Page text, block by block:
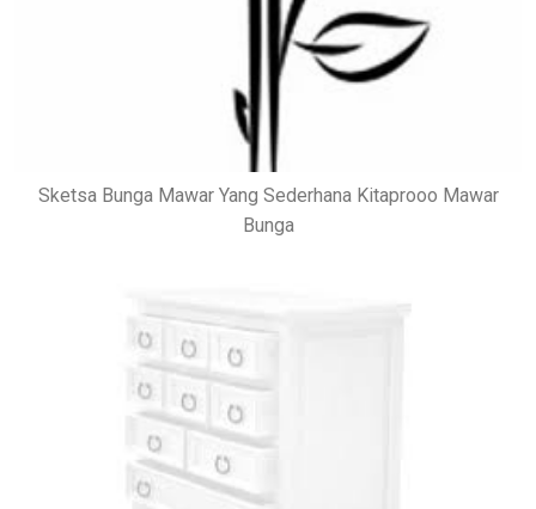
Sketsa Bunga Mawar Yang Sederhana Kitaprooo Mawar
Bunga